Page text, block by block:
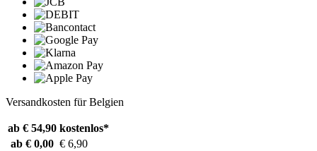
Versandkosten für Belgien
ab € 54,90 kostenlos*
ab € 0,00 € 6,90